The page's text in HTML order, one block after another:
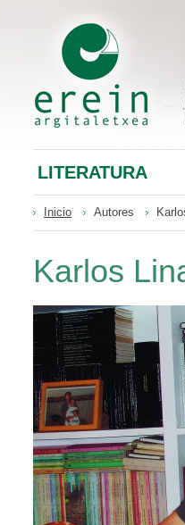
LITERATURA
Inicio Autores
Karlos